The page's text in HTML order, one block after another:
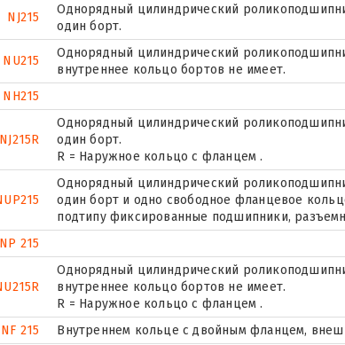
NJ215
Однорядный цилиндрический
один борт.
NU215
Однорядный цилиндрический
внутреннее кольцо бортов не имеет.
NH215
NJ215R
Однорядный цилиндрический
один борт.
R = Наружное кольцо с фланцем .
Однорядный цилиндрический
один борт и одно свободное фланцевое
подтипу фиксированные подшипники,
NP 215
Однорядный цилиндрический
внутреннее кольцо бортов не имеет.
R = Наружное кольцо с фланцем .
NF 215
Внутреннем кольце с двойным фланцем,